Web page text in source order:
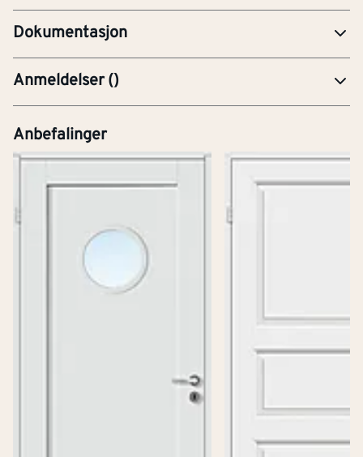
Dokumentasjon
Anmeldelser()
Anbefalinger